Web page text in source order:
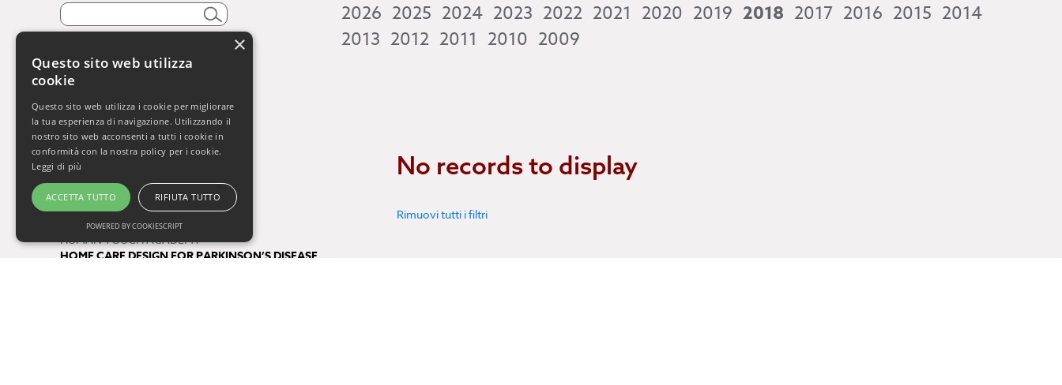
Attività
La Settimana del Cervello
Gli Orizzonti della Salute
Vivere Sani, Vivere Bene 2009-2019
Vivere Sani, Vivere Bene Online
Gli Appuntamenti della Salute
Il Respiro di Oxy.gen
Progetti
HUMAN TOUCH ACADEMY
HOME CARE DESIGN FOR PARKINSON’S DISEASE
2026 2025 2024 2023 2022 2021 2020 2019 2018 2017 2016 2015 2014
2013 2012 2011 2010 2009
No records to display
Rimuovi tutti i filtri
×
Questo sito web utilizza
cookie
Questo sito web utilizza i cookie per migliorare
la tua esperienza di navigazione. Utilizzando il
nostro sito web acconsenti a tutti i cookie in
conformità con la nostra policy per i cookie.
Leggi di più
ACCETTA TUTTO RIFIUTA TUTTO
POWERED BY COOKIESCRIPT